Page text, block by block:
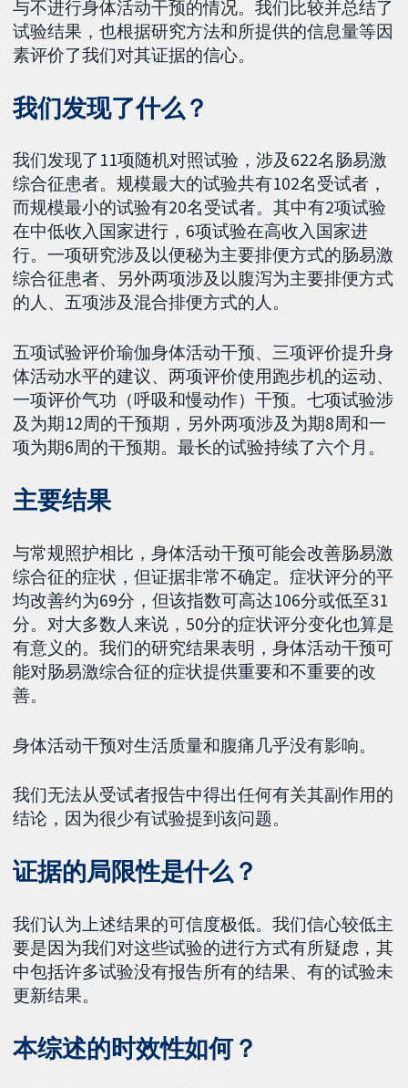
与不进行身体活动干预的情况。我们比较并总结了
试验结果，也根据研究方法和所提供的信息量等因
素评价了我们对其证据的信心。
我们发现了什么？
我们发现了11项随机对照试验，涉及622名肠易激
综合征患者。规模最大的试验共有102名受试者，
而规模最小的试验有20名受试者。其中有2项试验
在中低收入国家进行，6项试验在高收入国家进
行。一项研究涉及以便秘为主要排便方式的肠易激
综合征患者、另外两项涉及以腹泻为主要排便方式
的人、五项涉及混合排便方式的人。
五项试验评价瑜伽身体活动干预、三项评价提升身
体活动水平的建议、两项评价使用跑步机的运动、
一项评价气功（呼吸和慢动作）干预。七项试验涉
及为期12周的干预期，另外两项涉及为期8周和一
项为期6周的干预期。最长的试验持续了六个月。
主要结果
与常规照护相比，身体活动干预可能会改善肠易激
综合征的症状，但证据非常不确定。症状评分的平
均改善约为69分，但该指数可高达106分或低至31
分。对大多数人来说，50分的症状评分变化也算是
有意义的。我们的研究结果表明，身体活动干预可
能对肠易激综合征的症状提供重要和不重要的改
善。
身体活动干预对生活质量和腹痛几乎没有影响。
我们无法从受试者报告中得出任何有关其副作用的
结论，因为很少有试验提到该问题。
证据的局限性是什么？
我们认为上述结果的可信度极低。我们信心较低主
要是因为我们对这些试验的进行方式有所疑虑，其
中包括许多试验没有报告所有的结果、有的试验未
更新结果。
本综述的时效性如何？